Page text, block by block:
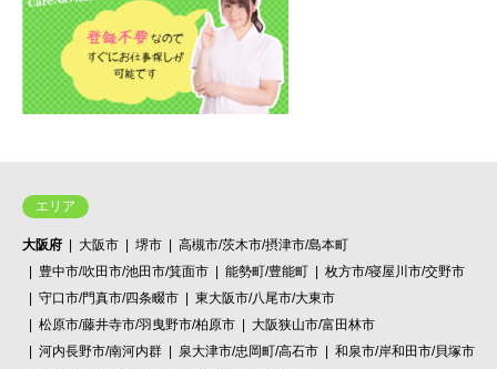
エリア
大阪府 大阪市 堺市
高槻市/茨木市/摂津市/島本町
豊中市/吹田市/池田市/箕面市
能勢町/豊能町
枚方市/寝屋川市/交野市
守口市/門真市/四条畷市
東大阪市/八尾市/大東市
松原市/藤井寺市/羽曳野市/柏原市
大阪狭山市/富田林市
河内長野市/南河内群
泉大津市/忠岡町/高石市
和泉市/岸和田市/貝塚市